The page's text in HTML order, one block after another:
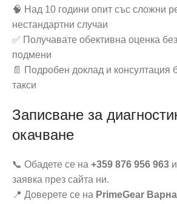
🧠 Над 10 години опит със сложни
нестандартни случаи
✅ Получавате обективна оценка
подмени
📄 Подробен доклад и консултация
такси
Записване за
окачване
📞 Обадете се на +359 876 956 963
заявка през сайта ни.
📍 Доверете се на PrimeGear Варна